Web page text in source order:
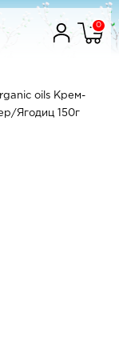
0
oils Крем-
Ягодиц 150г